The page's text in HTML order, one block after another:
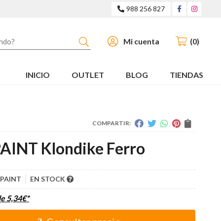
988 256 827
Buscar Mi cuenta 0
INICIO OUTLET BLOG TIENDAS
COMPARTIR:
Klondike Ferro
EN STOCK
5,34€*